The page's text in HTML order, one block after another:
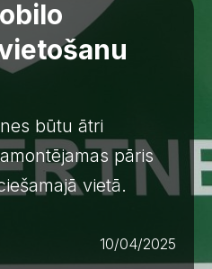
būtu ātri
pāris
vietā.
10/04/2025